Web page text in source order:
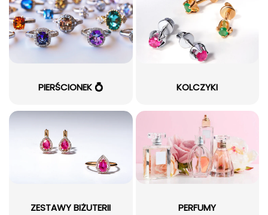
PIERŚCIONEK 💍 KOLCZYKI
ZESTAWY BIŻUTERII PERFUMY